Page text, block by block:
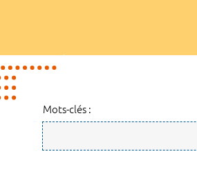
Mots-clés :